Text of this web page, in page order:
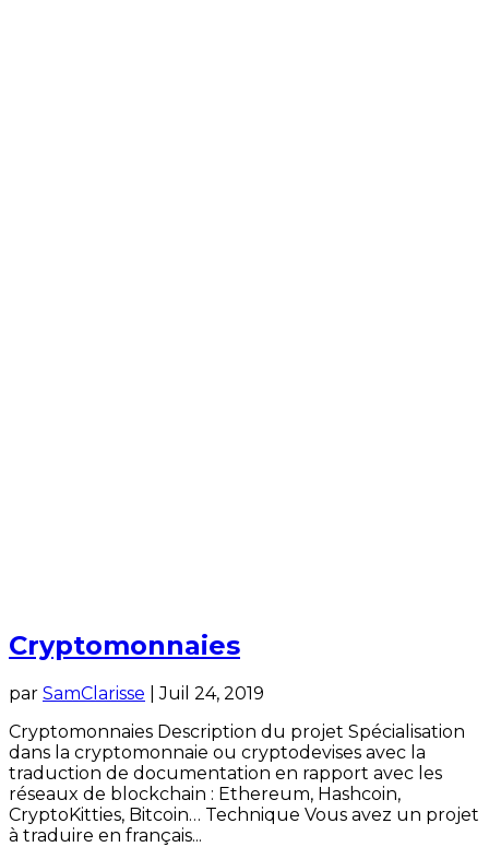
Cryptomonnaies
par SamClarisse |Juil 24, 2019
Cryptomonnaies Description du projet Spécialisation
dans la cryptomonnaie ou cryptodevises avec la
traduction de documentation en rapport avec les
réseaux de blockchain : Ethereum, Hashcoin,
CryptoKitties, Bitcoin… Technique Vous avez un projet
à traduire en français...